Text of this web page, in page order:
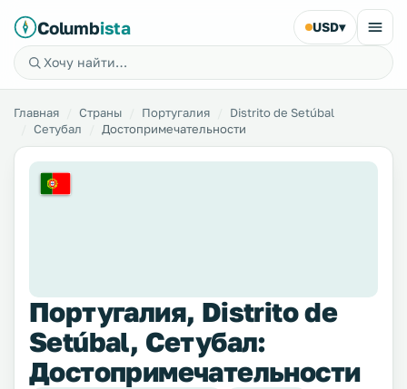
Columbista USD▾
Главная Страны Португалия
Distrito de Setúbal
Сетубал
Достопримечательности
Португалия, Distrito de
Setúbal, Сетубал:
Достопримечательности